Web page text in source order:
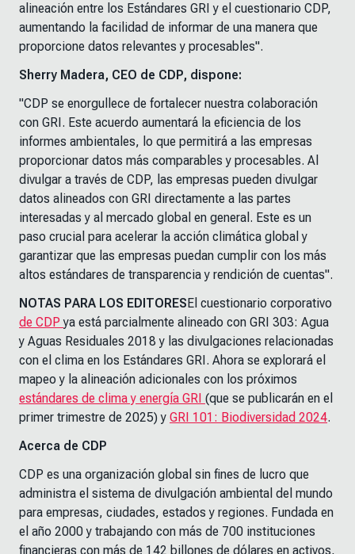
alineación entre los Estándares GRI y el cuestionario CDP,
aumentando la facilidad de informar de una manera que
proporcione datos relevantes y procesables".
Sherry Madera, CEO de CDP, dispone:
"CDP se enorgullece de fortalecer nuestra colaboración
con GRI. Este acuerdo aumentará la eficiencia de los
informes ambientales, lo que permitirá a las empresas
proporcionar datos más comparables y procesables. Al
divulgar a través de CDP, las empresas pueden divulgar
datos alineados con GRI directamente a las partes
interesadas y al mercado global en general. Este es un
paso crucial para acelerar la acción climática global y
garantizar que las empresas puedan cumplir con los más
altos estándares de transparencia y rendición de cuentas".
NOTAS PARA LOS EDITORESEl cuestionario corporativo
de CDPya está parcialmente alineado con GRI 303: Agua
y Aguas Residuales 2018y las divulgaciones relacionadas
con el clima en los Estándares GRI. Ahora se explorará el
mapeo y la alineación adicionales con los próximos
estándares de clima y energía GRI (que se publicarán en el
primer trimestre de 2025) y GRI 101: Biodiversidad 2024.
Acerca de CDP
CDP es una organización global sin fines de lucro que
administra el sistema de divulgación ambiental del mundo
para empresas, ciudades, estados y regiones. Fundada en
el año 2000 y trabajando con más de 700 instituciones
financieras con más de 142 billones de dólares en activos,